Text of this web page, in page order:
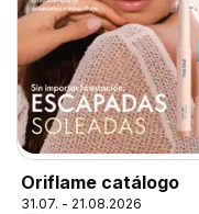
Oriflame catálogo
31.07. - 21.08.2026